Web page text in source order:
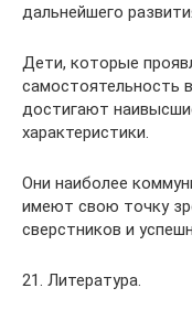
дальнейшего
Дети, которые
самостоятельность
достигают
характеристики.
Они наиболее
имеют свою точку
сверстников и
21. Литература.